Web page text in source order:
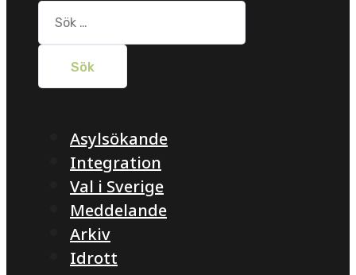
Sök
efter:
Asylsökande
Integration
Val i Sverige
Meddelande
Arkiv
Idrott